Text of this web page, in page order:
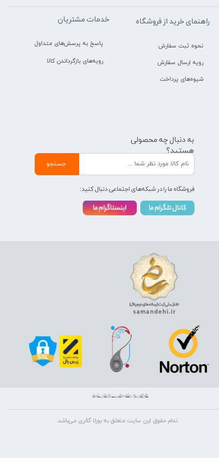
تمام حقوق این سایت متعلق به بورلا گالری می‌باشد.
طراحی و پشتیبانی : بارمان تیم
راهنمای خرید از فروشگاه
نحوه ثبت سفارش
رویه ارسال سفارش
شیوه‌های پرداخت
خدمات مشتریان
پاسخ به پرسش‌های متداول
رویه‌های بازگرداندن کالا
به دنبال چه محصولی
هستید؟
جستجو
فروشگاه ما را در شبکه‌های اجتماعی دنبال کنید: